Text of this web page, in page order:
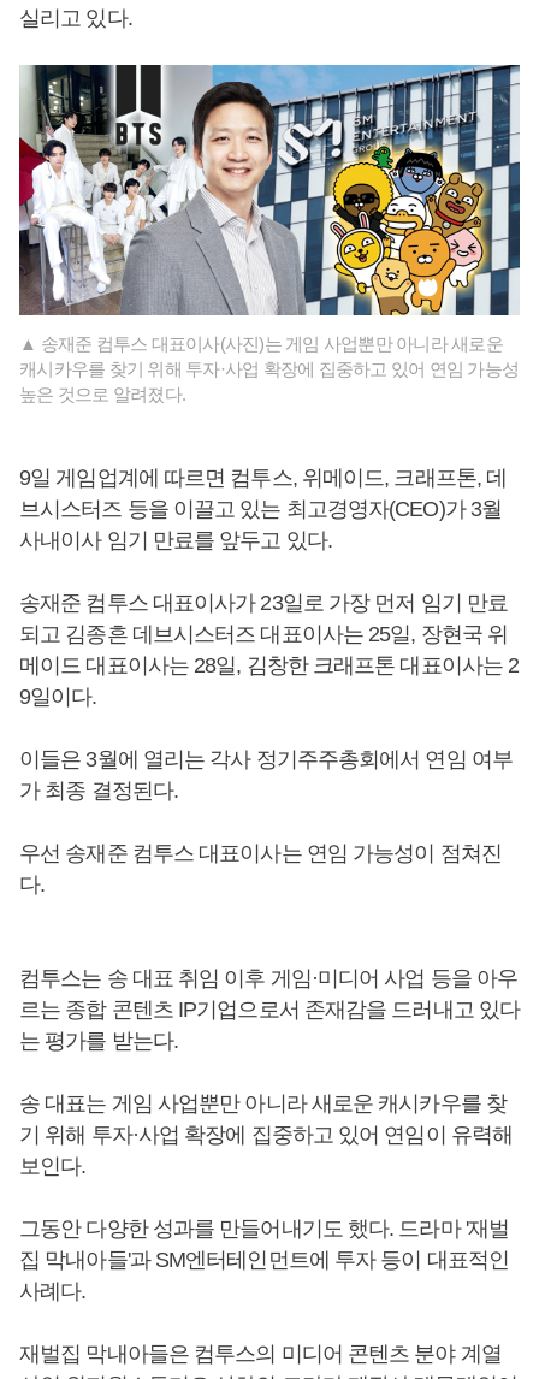
실리고 있다.
▲ 송재준 컴투스 대표이사(사진)는 게임 사업뿐만 아니라 새로운
캐시카우를 찾기 위해 투자·사업 확장에 집중하고 있어 연임 가능성
높은 것으로 알려졌다.
9일 게임업계에 따르면 컴투스, 위메이드, 크래프톤, 데
브시스터즈 등을 이끌고 있는 최고경영자(CEO)가 3월
사내이사 임기 만료를 앞두고 있다.
송재준 컴투스 대표이사가 23일로 가장 먼저 임기 만료
되고 김종흔 데브시스터즈 대표이사는 25일, 장현국 위
메이드 대표이사는 28일, 김창한 크래프톤 대표이사는 2
9일이다.
이들은 3월에 열리는 각사 정기주주총회에서 연임 여부
가 최종 결정된다.
우선 송재준 컴투스 대표이사는 연임 가능성이 점쳐진
다.
컴투스는 송 대표 취임 이후 게임·미디어 사업 등을 아우
르는 종합 콘텐츠 IP기업으로서 존재감을 드러내고 있다
는 평가를 받는다.
송 대표는 게임 사업뿐만 아니라 새로운 캐시카우를 찾
기 위해 투자·사업 확장에 집중하고 있어 연임이 유력해
보인다.
그동안 다양한 성과를 만들어내기도 했다. 드라마 '재벌
집 막내아들'과 SM엔터테인먼트에 투자 등이 대표적인
사례다.
재벌집 막내아들은 컴투스의 미디어 콘텐츠 분야 계열